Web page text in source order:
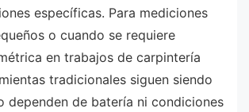
específicas. Para mediciones
o cuando se requiere
en trabajos de carpintería
tradicionales siguen siendo
dependen de batería ni condiciones